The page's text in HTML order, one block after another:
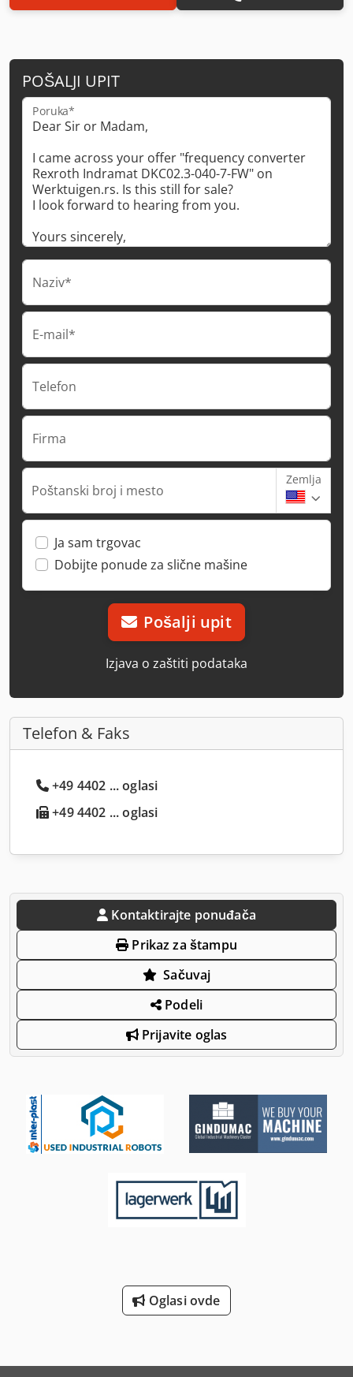
POŠALJI UPIT
Poruka*
Naziv*
E-mail*
Telefon
Firma
Poštanski broj i mesto
Zemlja
Ja sam trgovac
Dobijte ponude za slične mašine
Pošalji upit
Izjava o zaštiti podataka
Telefon & Faks
+49 4402 ... oglasi
+49 4402 ... oglasi
Kontaktirajte ponuđača
Prikaz za štampu
Sačuvaj
Podeli
Prijavite oglas
Oglasi ovde